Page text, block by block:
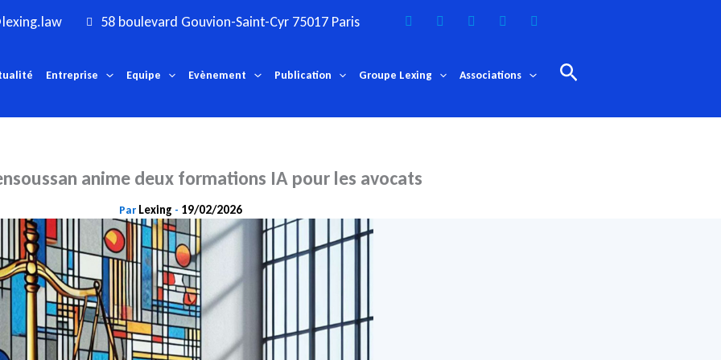
58 boulevard Gouvion-Saint-Cyr 75017 Paris
Entreprise Equipe Evènement Publication Groupe Lexing Associations Rechercher
anime deux formations IA pour les avocats
Par Lexing - 19/02/2026